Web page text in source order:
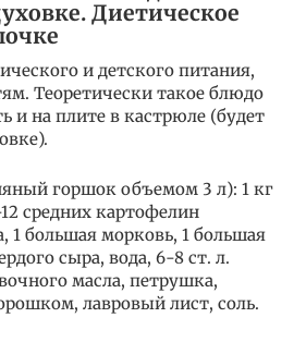
Диетическое
и детского питания,
Теоретически такое блюдо
и на плите в кастрюле (будет
горшок объемом 3 л): 1 кг
средних картофелин
1 большая морковь, 1 большая
сыра, вода, 6-8 ст. л.
масла, петрушка,
лавровый лист, соль.